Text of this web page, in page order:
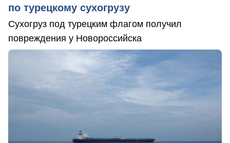
по турецкому сухогрузу
Сухогруз под турецким флагом получил
повреждения у Новороссийска